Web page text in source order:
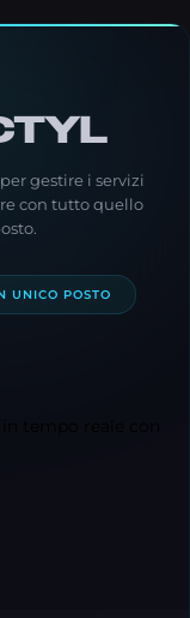
gestire i servizi
con tutto quello
UNICO POSTO